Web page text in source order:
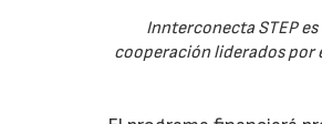
Innterconecta STEP
cooperación liderados por